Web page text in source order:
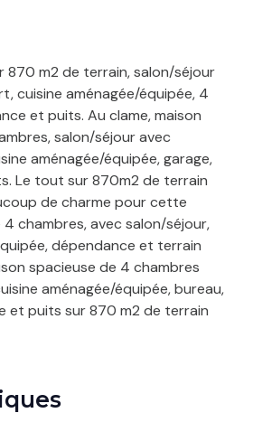
870 m2 de terrain, salon/séjour
cuisine aménagée/équipée, 4
et puits. Au clame, maison
salon/séjour avec
aménagée/équipée, garage,
Le tout sur 870m2 de terrain
de charme pour cette
chambres, avec salon/séjour,
dépendance et terrain
spacieuse de 4 chambres
aménagée/équipée, bureau,
et puits sur 870 m2 de terrain